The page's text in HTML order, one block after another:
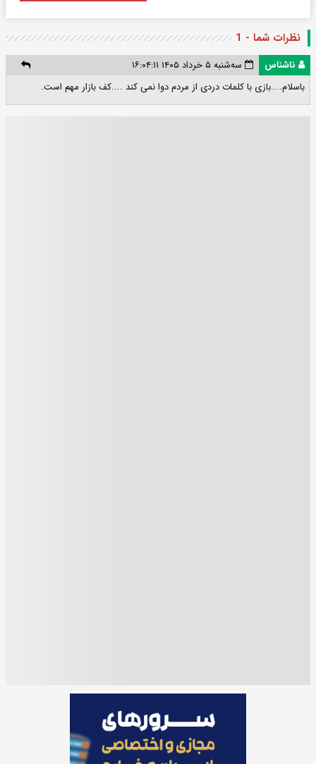
نظرات شما - 1
ناشناس
سه‌شنبه ۵ خرداد ۱۴۰۵ ۱۶:۰۴:۱۱
باسلام....بازی با کلمات دردی از مردم دوا نمی کند ....کف بازار مهم است.